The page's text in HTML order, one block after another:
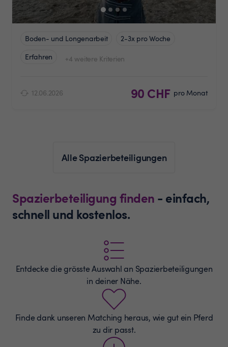
Boden- und Longenarbeit
2-3x pro Woche
Erfahren
+4 weitere Kriterien
12.06.2026 90 CHF pro Monat
Alle Spazierbeteiligungen
Spazierbeteiligung finden - einfach,
schnell und kostenlos.
Entdecke die grösste Auswahl an Spazierbeteiligungen
in deiner Nähe.
Finde dank unseren Matching heraus, wie gut ein Pferd
zu dir passt.